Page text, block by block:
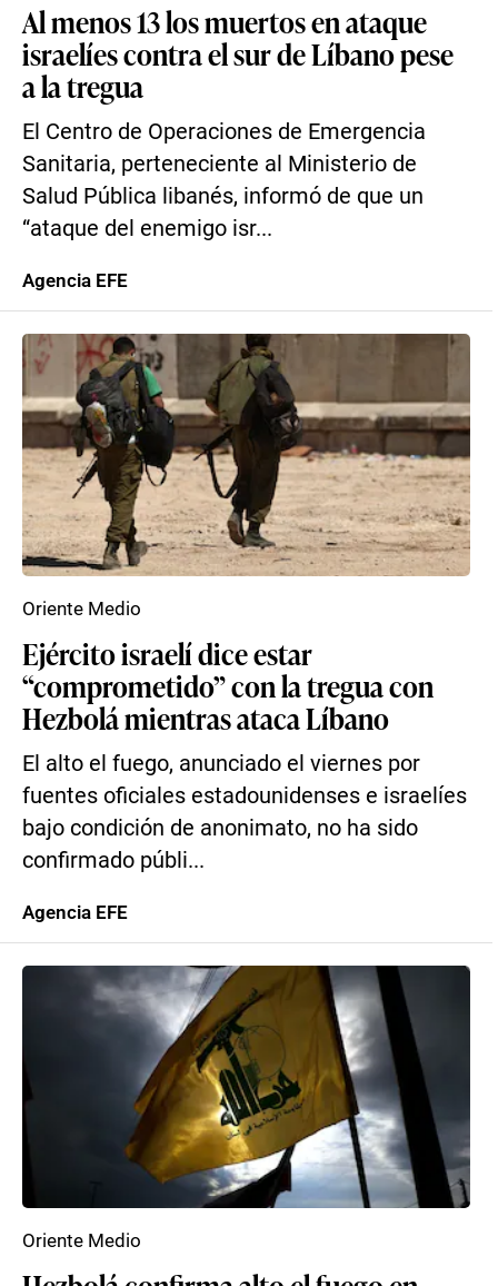
Al menos 13 los muertos en ataque
israelíes contra el sur de Líbano pese
a la tregua
El Centro de Operaciones de Emergencia
Sanitaria, perteneciente al Ministerio de
Salud Pública libanés, informó de que un
“ataque del enemigo isr...
Agencia EFE
Ejército israelí dice estar
“comprometido” con la tregua con
Hezbolá mientras ataca Líbano
El alto el fuego, anunciado el viernes por
fuentes oficiales estadounidenses e israelíes
bajo condición de anonimato, no ha sido
confirmado públi...
Oriente Medio
Agencia EFE
Oriente Medio